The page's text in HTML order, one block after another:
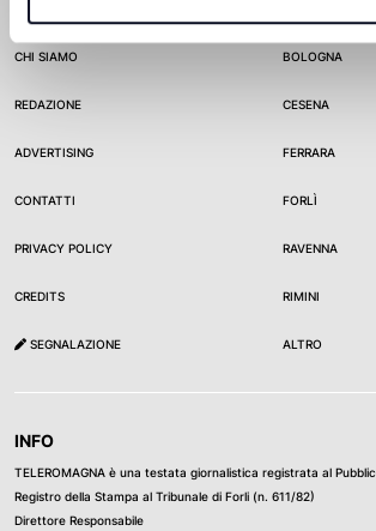
CHI SIAMO
REDAZIONE
ADVERTISING
CONTATTI
PRIVACY POLICY
CREDITS
SEGNALAZIONE
BOLOGNA
CESENA
FERRARA
FORLÌ
RAVENNA
RIMINI
ALTRO
INFO
TELEROMAGNA è una testata giornalistica registrata al
Registro della Stampa al Tribunale di Forli (n. 611/82)
Direttore Responsabile